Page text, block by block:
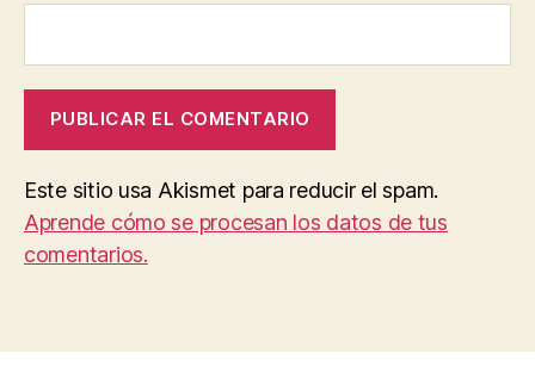
Este sitio usa Akismet para reducir el spam.
Aprende cómo se procesan los datos de tus
comentarios.